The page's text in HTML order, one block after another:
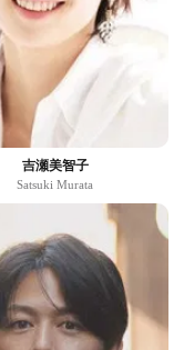
吉瀬美智子
Satsuki Murata